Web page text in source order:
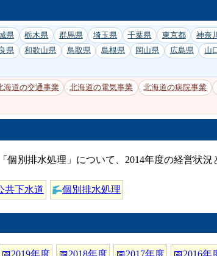
県 栃木県 群馬県 埼玉県 千葉県 東京都 神奈
県 和歌山県 鳥取県 島根県 岡山県 広島県 山
海道の交通事業 北海道の電気事業 北海道の病院事業
別排水処理」について、2014年度の経営状況
共下水道 個別排水処理